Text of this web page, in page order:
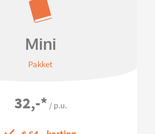
Mini
Pakket
32,-* / p.u.